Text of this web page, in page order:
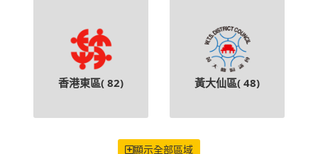
香港東區( 82) 黃大仙區( 48)
顯示全部區域